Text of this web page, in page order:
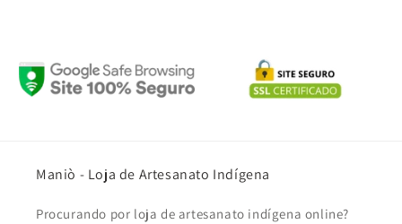
Maniò - Loja de Artesanato Indígena
Procurando por loja de artesanato indígena online?